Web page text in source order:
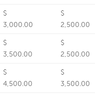
$
3,000.00
$
2,500.00
$
3,500.00
$
2,500.00
$
4,500.00
$
3,500.00